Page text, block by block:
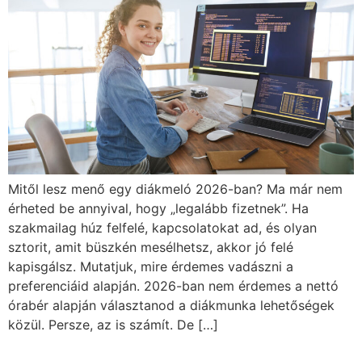
Mitől lesz menő egy diákmeló 2026-ban? Ma már nem
érheted be annyival, hogy „legalább fizetnek”. Ha
szakmailag húz felfelé, kapcsolatokat ad, és olyan
sztorit, amit büszkén mesélhetsz, akkor jó felé
kapisgálsz. Mutatjuk, mire érdemes vadászni a
preferenciáid alapján. 2026-ban nem érdemes a nettó
órabér alapján választanod a diákmunka lehetőségek
közül. Persze, az is számít. De […]